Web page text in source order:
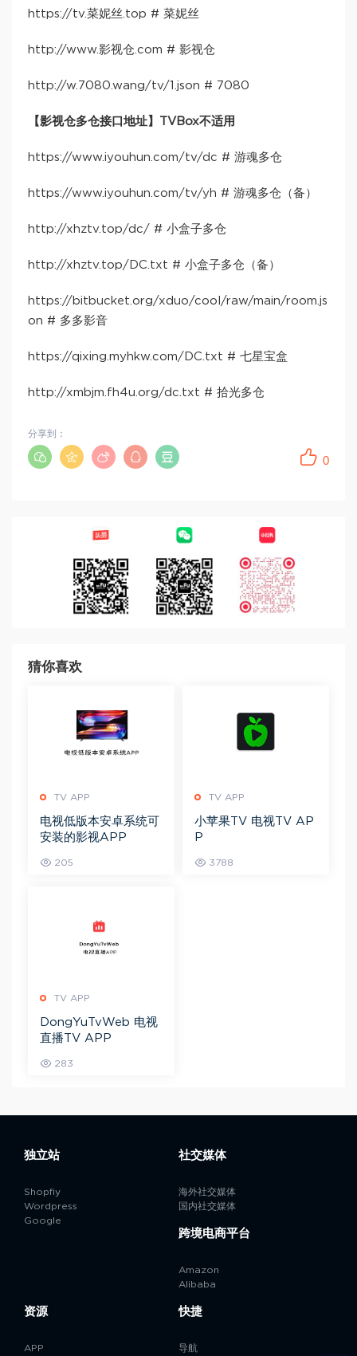
https://tv.菜妮丝.top # 菜妮丝
http://www.影视仓.com # 影视仓
http://w.7080.wang/tv/1.json # 7080
【影视仓多仓接口地址】TVBox不适用
https://www.iyouhun.com/tv/dc # 游魂多仓
https://www.iyouhun.com/tv/yh # 游魂多仓（备）
http://xhztv.top/dc/ # 小盒子多仓
http://xhztv.top/DC.txt # 小盒子多仓（备）
https://bitbucket.org/xduo/cool/raw/main/room.js
on # 多多影音
https://qixing.myhkw.com/DC.txt # 七星宝盒
http://xmbjm.fh4u.org/dc.txt # 拾光多仓
0
分享到：
猜你喜欢
TV APP
电视低版本安卓系统可
安装的影视APP
205
TV APP
小苹果TV 电视TV AP
P
3788
TV APP
DongYuTvWeb 电视
直播TV APP
283
独立站
Shopfiy
Wordpress
Google
社交媒体
海外社交媒体
国内社交媒体
跨境电商平台
Amazon
Alibaba
资源
APP
快捷
导航